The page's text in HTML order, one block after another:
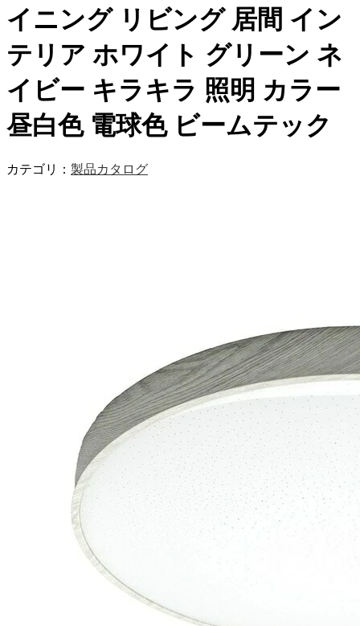
イニング リビング 居間 イン
テリア ホワイト グリーン ネ
イビー キラキラ 照明 カラー
昼白色 電球色 ビームテック
カテゴリ： 製品カタログ